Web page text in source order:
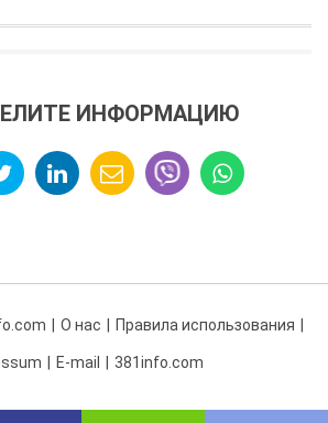
ИНФОРМАЦИЮ
О нас Правила использования
E-mail 381info.com